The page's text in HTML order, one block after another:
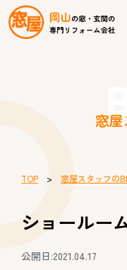
窓
TOP > 窓屋スタッフの
ショールー
公開日:2021.04.17